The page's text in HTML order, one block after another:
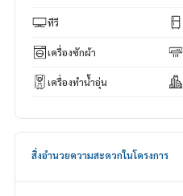
ทีวี
เครื่องซักผ้า
เครื่องทำน้ำอุ่น
สิ่งอำนวยความสะดวกในโครงการ